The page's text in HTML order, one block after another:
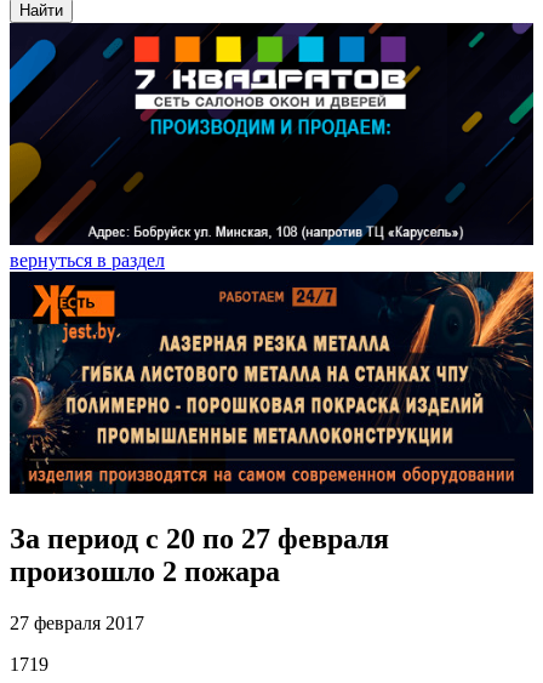
Найти
вернуться в раздел
За период с 20 по 27 февраля
произошло 2 пожара
27 февраля 2017
1719